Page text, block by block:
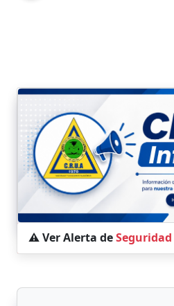
⚠️ Ver Alerta deSeguridad